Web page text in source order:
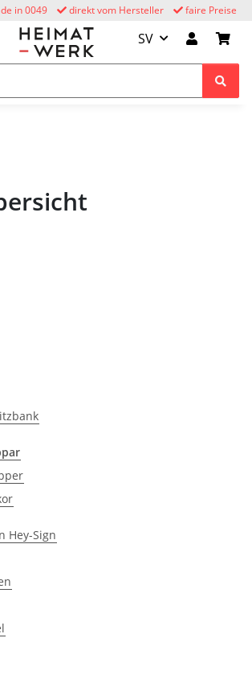
faire Preise
direkt vom Hersteller
in 0049
SV
Hey-Sign